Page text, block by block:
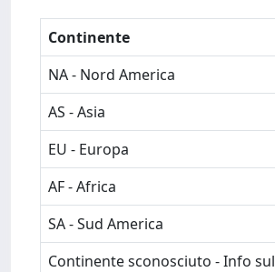
Continente
NA - Nord America
AS - Asia
EU - Europa
AF - Africa
SA - Sud America
Continente sconosciuto - Info sul